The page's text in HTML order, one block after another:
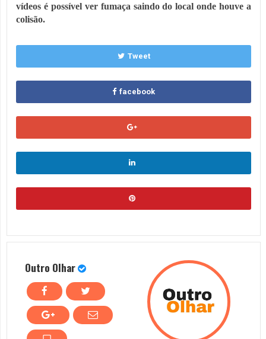
vídeos é possível ver fumaça saindo do local onde houve a
colisão.
Tweet
facebook
Outro Olhar